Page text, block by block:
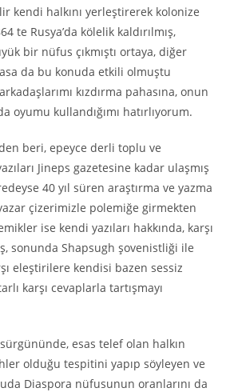
kendi halkını yerleştirerek kolonize
te Rusya’da kölelik kaldırılmış,
bir nüfus çıkmıştı ortaya, diğer
da bu konuda etkili olmuştu
kızdırma pahasına, onun
oyumu kullandığımı hatırlıyorum.
beri, epeyce derli toplu ve
Jineps gazetesine kadar ulaşmış
40 yıl süren araştırma ve yazma
çizerimizle polemiğe girmekten
ise kendi yazıları hakkında, karşı
sonundaShapsugh şovenistliği ile
eleştirilere kendisi bazen sessiz
karşı cevaplarla tartışmayı
esas telef olan halkın
olduğu tespitini yapıp söyleyen ve
Diaspora nüfusunun oranlarını da